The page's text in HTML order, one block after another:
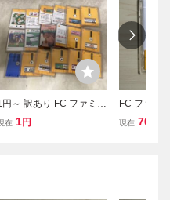
円～ 訳あり FC ファミコ
ディスクシステム ゼル
在 1円
FC ファミ
システム
現在 700